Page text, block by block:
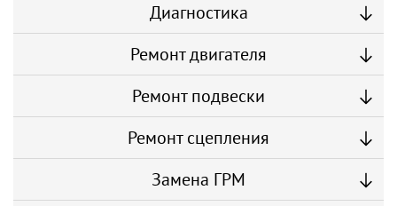
Диагностика
Ремонт двигателя
Ремонт подвески
Ремонт сцепления
Замена ГРМ